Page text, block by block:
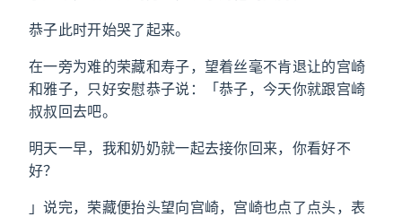
恭子此时开始哭了起来。
在一旁为难的荣藏和寿子，望着丝毫不肯退让的宫崎
和雅子，只好安慰恭子说：「恭子，今天你就跟宫崎
叔叔回去吧。
明天一早，我和奶奶就一起去接你回来，你看好不
好？
」说完，荣藏便抬头望向宫崎，宫崎也点了点头，表